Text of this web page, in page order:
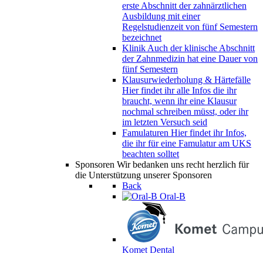
erste Abschnitt der zahnärztlichen
Ausbildung mit einer
Regelstudienzeit von fünf Semestern
bezeichnet
KlinikAuch der klinische Abschnitt
der Zahnmedizin hat eine Dauer von
fünf Semestern
Klausurwiederholung & Härtefälle
Hier findet ihr alle Infos die ihr
braucht, wenn ihr eine Klausur
nochmal schreiben müsst, oder ihr
im letzten Versuch seid
Famulaturen Hier findet ihr Infos,
die ihr für eine Famulatur am UKS
beachten solltet
Sponsoren Wir bedanken uns recht herzlich für
die Unterstützung unserer Sponsoren
Back
Oral-B
Komet Dental